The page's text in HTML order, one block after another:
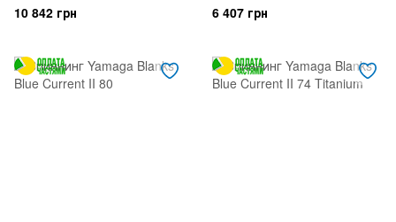
10 842 грн 6 407 грн